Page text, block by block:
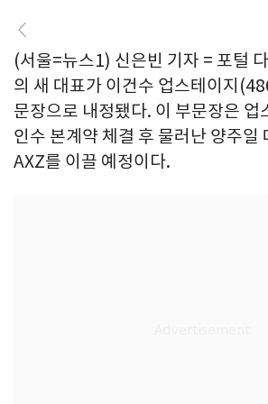
(서울=뉴스1) 신은빈 기자 = 포털
의 새 대표가 이건수 업스테이지
문장으로 내정됐다. 이 부문장은 업
인수 본계약 체결 후 물러난 양주일
AXZ를 이끌 예정이다.